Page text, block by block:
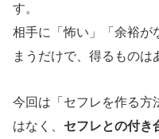
す。
相手に「怖い」「余裕が
まうだけで、得るものは
今回は「セフレを作る方
はなく、 セフレとの付き